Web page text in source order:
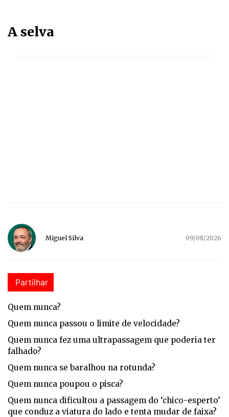
A selva
Miguel Silva 09/08/2026
Partilhar
Quem nunca?
Quem nunca passou o limite de velocidade?
Quem nunca fez uma ultrapassagem que poderia ter
falhado?
Quem nunca se baralhou na rotunda?
Quem nunca poupou o pisca?
Quem nunca dificultou a passagem do ‘chico-esperto’
que conduz a viatura do lado e tenta mudar de faixa?